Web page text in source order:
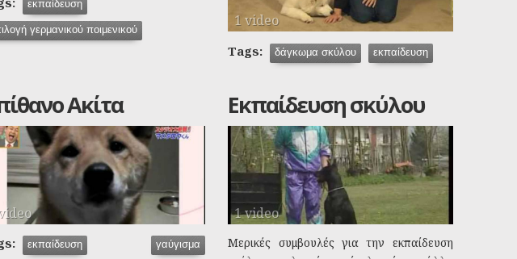
εκπαίδευση
γερμανικού ποιμενικού
1 video
Tags: δάγκωμα σκύλου εκπαίδευση
Ακίτα
εκπαίδευση γαύγισμα
Εκπαίδευση σκύλου
1 video
Μερικές συμβουλές για την εκπαίδευση